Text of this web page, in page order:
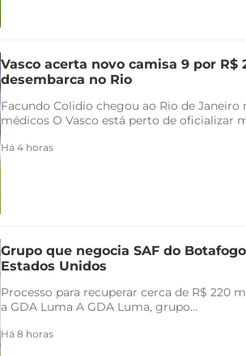
Vasco acerta novo camisa 9 por R$
desembarca no Rio
Facundo Colidio chegou ao Rio de Janeiro
médicos O Vasco está perto de oficializar
Há 4 horas
Grupo que negocia SAF do
Estados Unidos
Processo para recuperar cerca de R$ 220
a GDA Luma A GDA Luma, grupo...
Há 8 horas